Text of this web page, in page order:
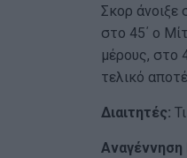
Σκορ άνοιξε
στο 45΄ ο
μέρους, στο
τελικό
Διαιτητές:
Αναγέννηση